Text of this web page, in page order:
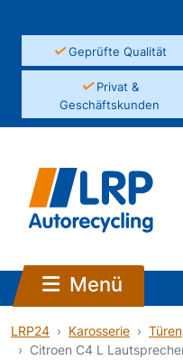
✓Geprüfte Qualität
✓Privat &
Geschäftskunden
Menü
LRP24 Karosserie
Türen
Citroen C4 L